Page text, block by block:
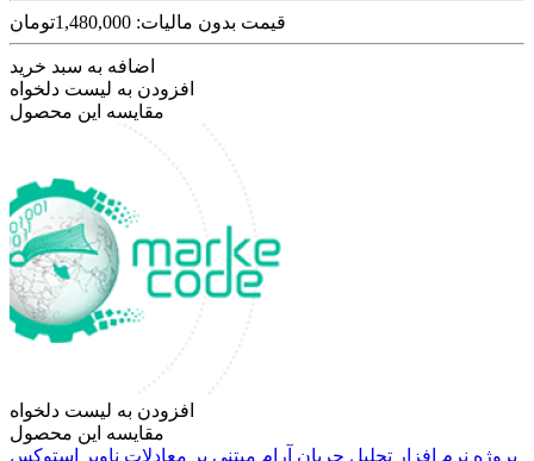
قیمت بدون مالیات: 1,480,000تومان
اضافه به سبد خرید
افزودن به لیست دلخواه
مقایسه این محصول
افزودن به لیست دلخواه
مقایسه این محصول
پروژه نرم افزار تحلیل جریان آرام مبتنی بر معادلات ناویر استوکس